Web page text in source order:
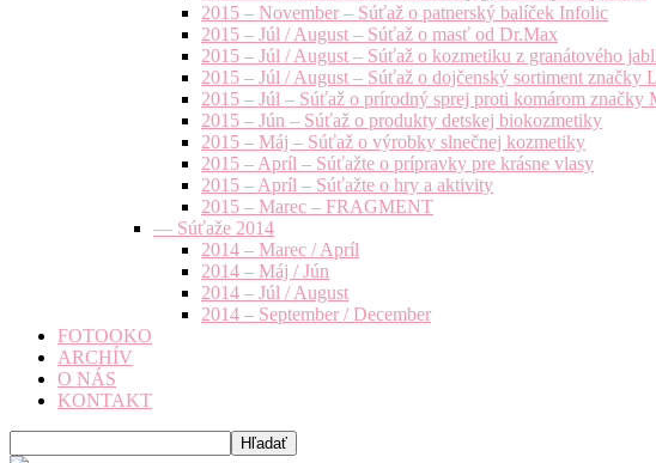
2015 – November – Súťaž o patnerský balíček Infolic
2015 – Júl / August – Súťaž o masť od Dr.Max
2015 – Júl / August – Súťaž o kozmetiku z granátového
2015 – Júl / August – Súťaž o dojčenský sortiment značky
2015 – Júl – Súťaž o prírodný sprej proti komárom značky
2015 – Jún – Súťaž o produkty detskej biokozmetiky
2015 – Máj – Súťaž o výrobky slnečnej kozmetiky
2015 – Apríl – Súťažte o prípravky pre krásne vlasy
2015 – Apríl – Súťažte o hry a aktivity
2015 – Marec – FRAGMENT
— Súťaže 2014
2014 – Marec / Apríl
2014 – Máj / Jún
2014 – Júl / August
2014 – September / December
FOTOOKO
ARCHÍV
O NÁS
KONTAKT